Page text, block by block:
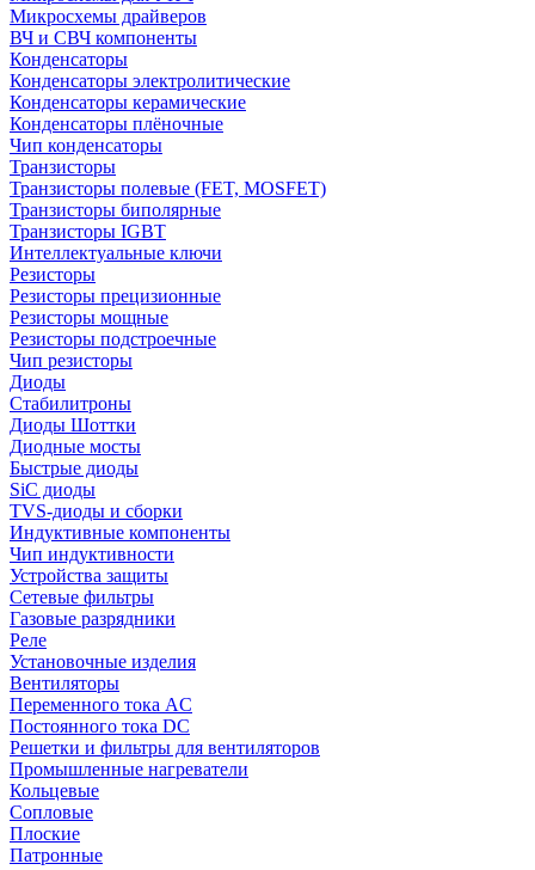
Микросхемы драйверов
ВЧ и СВЧ компоненты
Конденсаторы
Конденсаторы электролитические
Конденсаторы керамические
Конденсаторы плёночные
Чип конденсаторы
Транзисторы
Транзисторы полевые (FET, MOSFET)
Транзисторы биполярные
Транзисторы IGBT
Интеллектуальные ключи
Резисторы
Резисторы прецизионные
Резисторы мощные
Резисторы подстроечные
Чип резисторы
Диоды
Стабилитроны
Диоды Шоттки
Диодные мосты
Быстрые диоды
SiC диоды
TVS-диоды и сборки
Индуктивные компоненты
Чип индуктивности
Устройства защиты
Сетевые фильтры
Газовые разрядники
Реле
Установочные изделия
Вентиляторы
Переменного тока AC
Постоянного тока DC
Решетки и фильтры для вентиляторов
Промышленные нагреватели
Кольцевые
Сопловые
Плоские
Патронные